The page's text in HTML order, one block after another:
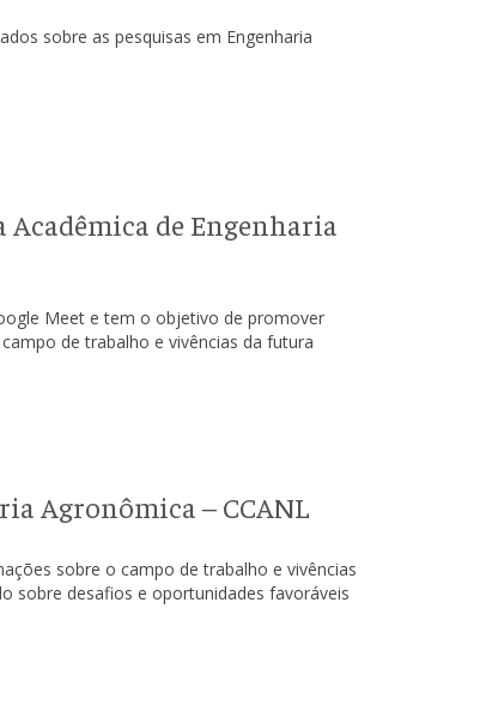
sobre as pesquisas em Engenharia
Acadêmica de Engenharia
Meet e tem o objetivo de promover
de trabalho e vivências da futura
Agronômica – CCANL
sobre o campo de trabalho e vivências
sobre desafios e oportunidades favoráveis